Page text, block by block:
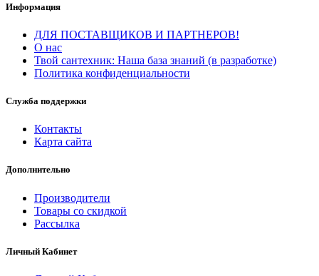
Информация
ДЛЯ ПОСТАВЩИКОВ И ПАРТНЕРОВ!
О нас
Твой сантехник: Наша база знаний (в разработке)
Политика конфиденциальности
Служба поддержки
Контакты
Карта сайта
Дополнительно
Производители
Товары со скидкой
Рассылка
Личный Кабинет